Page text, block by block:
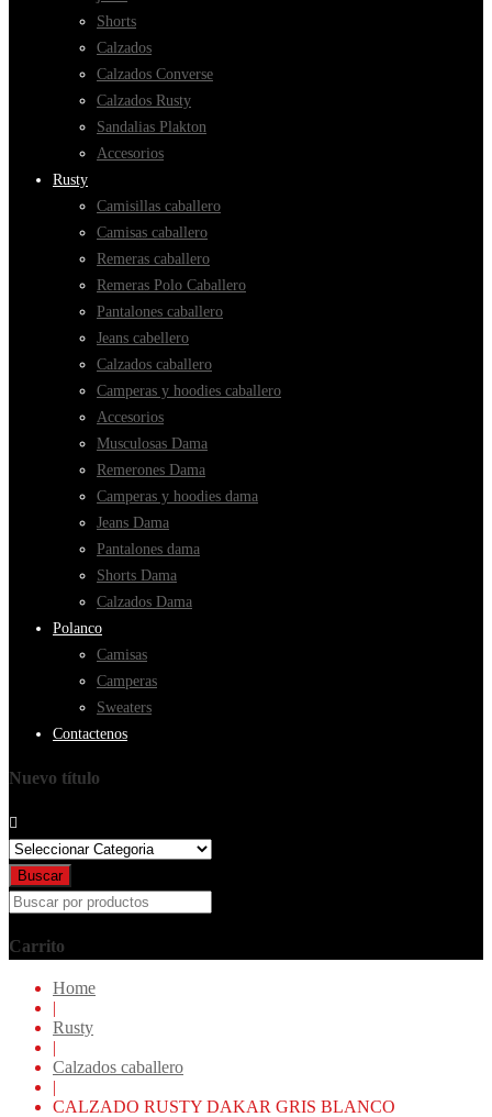
Shorts
Calzados
Calzados Converse
Calzados Rusty
Sandalias Plakton
Accesorios
Rusty
Camisillas caballero
Camisas caballero
Remeras caballero
Remeras Polo Caballero
Pantalones caballero
Jeans cabellero
Calzados caballero
Camperas y hoodies caballero
Accesorios
Musculosas Dama
Remerones Dama
Camperas y hoodies dama
Jeans Dama
Pantalones dama
Shorts Dama
Calzados Dama
Polanco
Camisas
Camperas
Sweaters
Contactenos
Nuevo título
Buscar
por:
Buscar
Carrito
Home
|
Rusty
|
Calzados caballero
|
CALZADO RUSTY DAKAR GRIS BLANCO